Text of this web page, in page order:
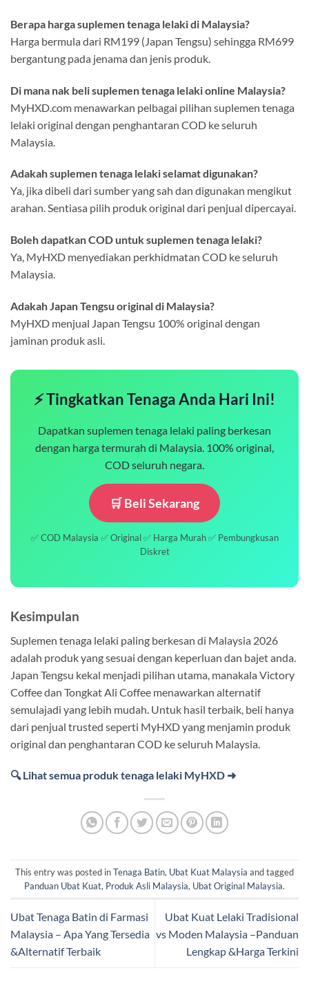
Berapa harga suplemen tenaga lelaki di Malaysia?
Harga bermula dari RM199 (Japan Tengsu) sehingga RM699
bergantung pada jenama dan jenis produk.
Di mana nak beli suplemen tenaga lelaki online Malaysia?
MyHXD.com menawarkan pelbagai pilihan suplemen tenaga
lelaki original dengan penghantaran COD ke seluruh
Malaysia.
Adakah suplemen tenaga lelaki selamat digunakan?
Ya, jika dibeli dari sumber yang sah dan digunakan mengikut
arahan. Sentiasa pilih produk original dari penjual dipercayai.
Boleh dapatkan COD untuk suplemen tenaga lelaki?
Ya, MyHXD menyediakan perkhidmatan COD ke seluruh
Malaysia.
Adakah Japan Tengsu original di Malaysia?
MyHXD menjual Japan Tengsu 100% original dengan
jaminan produk asli.
⚡ Tingkatkan Tenaga Anda Hari Ini!
Dapatkan suplemen tenaga lelaki paling berkesan
dengan harga termurah di Malaysia. 100% original,
COD seluruh negara.
🛒 Beli Sekarang
✅ COD Malaysia ✅ Original ✅ Harga Murah ✅ Pembungkusan
Diskret
Kesimpulan
Suplemen tenaga lelaki paling berkesan di Malaysia 2026
adalah produk yang sesuai dengan keperluan dan bajet anda.
Japan Tengsu kekal menjadi pilihan utama, manakala Victory
Coffee dan Tongkat Ali Coffee menawarkan alternatif
semulajadi yang lebih mudah. Untuk hasil terbaik, beli hanya
dari penjual trusted seperti MyHXD yang menjamin produk
original dan penghantaran COD ke seluruh Malaysia.
🔍 Lihat semua produk tenaga lelaki MyHXD ➜
This entry was posted inTenaga Batin, Ubat Kuat Malaysia and tagged
Panduan Ubat Kuat, Produk Asli Malaysia, Ubat Original Malaysia.
Ubat Tenaga Batin di Farmasi
Malaysia – Apa Yang Tersedia
&Alternatif Terbaik
Ubat Kuat Lelaki Tradisional
vs Moden Malaysia –Panduan
Lengkap &Harga Terkini